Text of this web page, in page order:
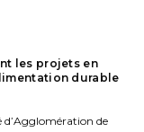
les projets en
durable
de